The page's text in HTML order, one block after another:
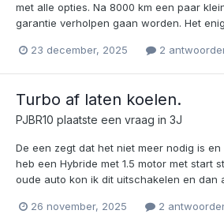
met alle opties. Na 8000 km een paar
garantie verholpen gaan worden. Het
23 december, 2025 2
Turbo af laten koelen.
PJBR10 plaatste een vraag in 3J
De een zegt dat het niet meer nodig is
heb een Hybride met 1.5 motor met start
oude auto kon ik dit uitschakelen en dan
26 november, 2025 2